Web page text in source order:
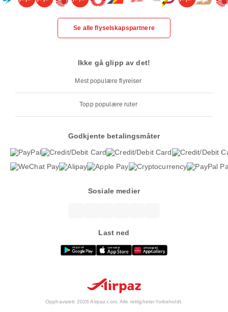
Se alle flyselskapspartnere
Ikke gå glipp av det!
Mest populære flyreiser
Topp populære ruter
Godkjente betalingsmåter
Sosiale medier
Last ned
Opphavsrett 2026 Airpaz.com. Alle rettigheter forbeholdt.